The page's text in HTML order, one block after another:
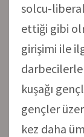
solcu-
ettiği gibi
girişimi ile
darbecilerle
kuşağı
gençler
kez daha